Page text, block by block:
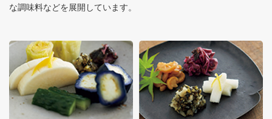
な調味料などを展開しています。